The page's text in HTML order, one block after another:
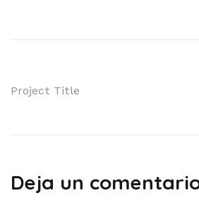
Navegación
Project Title
Deja un